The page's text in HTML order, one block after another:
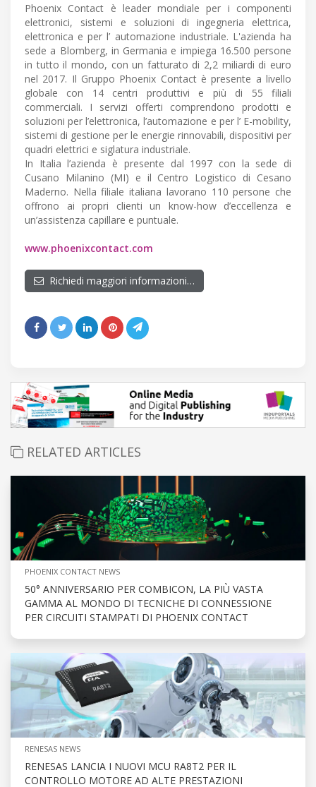
Phoenix Contact è leader mondiale per i componenti
elettronici, sistemi e soluzioni di ingegneria elettrica,
elettronica e per l’ automazione industriale. L'azienda ha
sede a Blomberg, in Germania e impiega 16.500 persone
in tutto il mondo, con un fatturato di 2,2 miliardi di euro
nel 2017. Il Gruppo Phoenix Contact è presente a livello
globale con 14 centri produttivi e più di 55 filiali
commerciali. I servizi offerti comprendono prodotti e
soluzioni per l’elettronica, l’automazione e per l’ E-mobility,
sistemi di gestione per le energie rinnovabili, dispositivi per
quadri elettrici e siglatura industriale.
In Italia l’azienda è presente dal 1997 con la sede di
Cusano Milanino (MI) e il Centro Logistico di Cesano
Maderno. Nella filiale italiana lavorano 110 persone che
offrono ai propri clienti un know-how d’eccellenza e
un’assistenza capillare e puntuale.
www.phoenixcontact.com
Richiedi maggiori informazioni…
RELATED ARTICLES
PHOENIX CONTACT NEWS
50° ANNIVERSARIO PER COMBICON, LA PIÙ VASTA
GAMMA AL MONDO DI TECNICHE DI CONNESSIONE
PER CIRCUITI STAMPATI DI PHOENIX CONTACT
RENESAS NEWS
RENESAS LANCIA I NUOVI MCU RA8T2 PER IL
CONTROLLO MOTORE AD ALTE PRESTAZIONI